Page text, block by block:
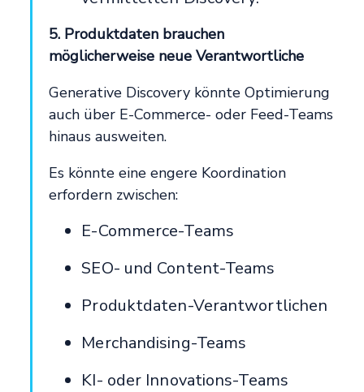
5. Produktdaten brauchen
möglicherweise neue Verantwortliche
Generative Discovery könnte Optimierung
auch über E-Commerce- oder Feed-Teams
hinaus ausweiten.
Es könnte eine engere Koordination
erfordern zwischen:
E-Commerce-Teams
SEO- und Content-Teams
Produktdaten-Verantwortlichen
Merchandising-Teams
KI- oder Innovations-Teams